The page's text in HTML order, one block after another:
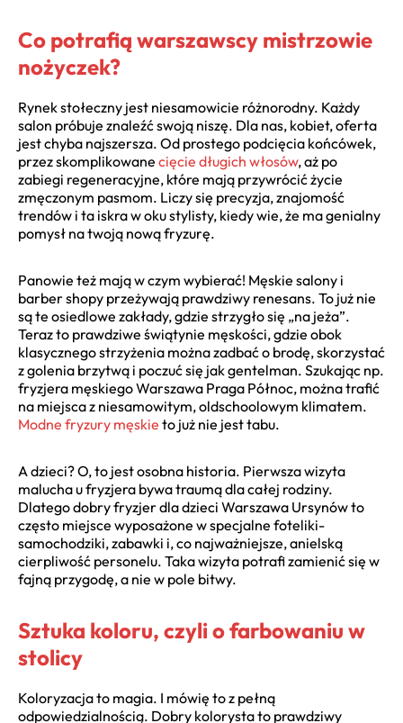
Co potrafią warszawscy mistrzowie
nożyczek?
Rynek stołeczny jest niesamowicie różnorodny. Każdy
salon próbuje znaleźć swoją niszę. Dla nas, kobiet, oferta
jest chyba najszersza. Od prostego podcięcia końcówek,
przez skomplikowane cięcie długich włosów, aż po
zabiegi regeneracyjne, które mają przywrócić życie
zmęczonym pasmom. Liczy się precyzja, znajomość
trendów i ta iskra w oku stylisty, kiedy wie, że ma genialny
pomysł na twoją nową fryzurę.
Panowie też mają w czym wybierać! Męskie salony i
barber shopy przeżywają prawdziwy renesans. To już nie
są te osiedlowe zakłady, gdzie strzygło się „na jeża”.
Teraz to prawdziwe świątynie męskości, gdzie obok
klasycznego strzyżenia można zadbać o brodę, skorzystać
z golenia brzytwą i poczuć się jak gentelman. Szukając np.
fryzjera męskiego Warszawa Praga Północ, można trafić
na miejsca z niesamowitym, oldschoolowym klimatem.
Modne fryzury męskie to już nie jest tabu.
A dzieci? O, to jest osobna historia. Pierwsza wizyta
malucha u fryzjera bywa traumą dla całej rodziny.
Dlatego dobry fryzjer dla dzieci Warszawa Ursynów to
często miejsce wyposażone w specjalne foteliki-
samochodziki, zabawki i, co najważniejsze, anielską
cierpliwość personelu. Taka wizyta potrafi zamienić się w
fajną przygodę, a nie w pole bitwy.
Sztuka koloru, czyli o farbowaniu w
stolicy
Koloryzacja to magia. I mówię to z pełną
odpowiedzialnością. Dobry kolorysta to prawdziwy